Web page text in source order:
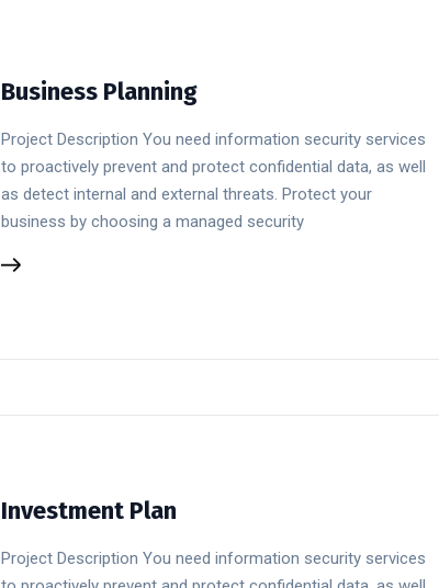
Business Planning
Project Description You need information security services
to proactively prevent and protect confidential data, as well
as detect internal and external threats. Protect your
business by choosing a managed security
Investment Plan
Project Description You need information security services